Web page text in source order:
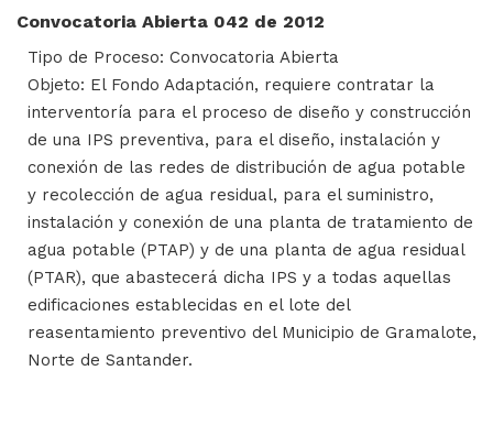
Convocatoria Abierta 042 de 2012
Tipo de Proceso: Convocatoria Abierta
Objeto: El Fondo Adaptación, requiere contratar la
interventoría para el proceso de diseño y construcción
de una IPS preventiva, para el diseño, instalación y
conexión de las redes de distribución de agua potable
y recolección de agua residual, para el suministro,
instalación y conexión de una planta de tratamiento de
agua potable (PTAP) y de una planta de agua residual
(PTAR), que abastecerá dicha IPS y a todas aquellas
edificaciones establecidas en el lote del
reasentamiento preventivo del Municipio de Gramalote,
Norte de Santander.